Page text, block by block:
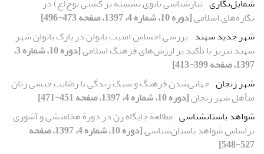
نگاره‌های اسلامی[دوره 10، شماره 4، 1397، صفحه 473-496]
شهر جدید سهند بررسی احساس امنیت بانوان در پارک بانوان شهر
سهند تبریز با تأکید بر ارزش‌های فرهنگ اسلامی
[دوره 10، شماره 3،
1397، صفحه 399-413]
شهر زنجان جهانی‌شدن فرهنگ و سبک زندگی با رضایت جنسی زنان
متأهل شهر زنجان[دوره 10، شماره 4، 1397، صفحه 451-471]
شواهد باستان‏شناسی مطالعة جایگاه زن در دورة هخامنشی و آشوری
براساس شواهد باستان‌شناسی
[دوره 10، شماره 4، 1397، صفحه
527-548]